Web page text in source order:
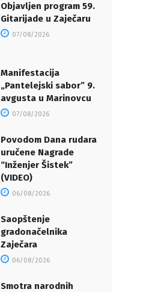
Objavljen program 59.
Gitarijade u Zaječaru
07/08/2026
Manifestacija
„Pantelejski sabor” 9.
avgusta u Marinovcu
07/08/2026
Povodom Dana rudara
uručene Nagrade
“Inženjer Šistek”
(VIDEO)
06/08/2026
Saopštenje
gradonačelnika
Zaječara
06/08/2026
Smotra narodnih